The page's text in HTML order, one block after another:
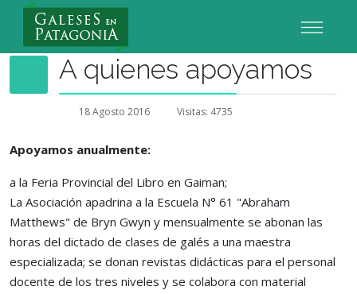
Nuevo Usuario
A quienes apoyamos
18 Agosto 2016 Visitas: 4735
Apoyamos anualmente:
a la Feria Provincial del Libro en Gaiman;
La Asociación apadrina a la Escuela N° 61 "Abraham
Matthews" de Bryn Gwyn y mensualmente se abonan las
horas del dictado de clases de galés a una maestra
especializada; se donan revistas didácticas para el personal
docente de los tres niveles y se colabora con material